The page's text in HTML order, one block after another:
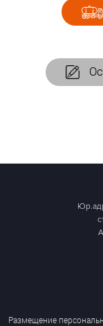
Размещение